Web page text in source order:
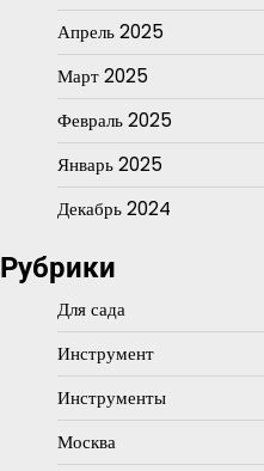
Апрель 2025
Март 2025
Февраль 2025
Январь 2025
Декабрь 2024
Рубрики
Для сада
Инструмент
Инструменты
Москва